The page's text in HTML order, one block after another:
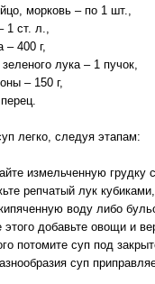
морковь – по 1 шт.,
1 ст. л.,
– 400 г,
лука – 1 пучок,
– 150 г,
легко, следуя этапам:
измельченную грудку
репчатый лук
воду либо
этого добавьте овощи и
потомите суп под
суп